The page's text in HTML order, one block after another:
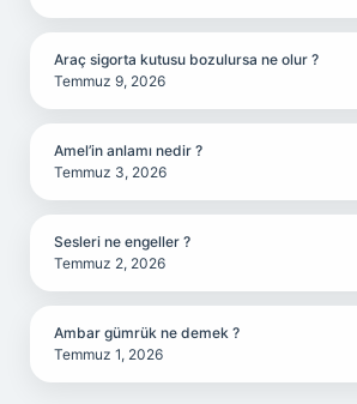
Araç sigorta kutusu bozulursa ne olur ?
Temmuz 9, 2026
Amel’in anlamı nedir ?
Temmuz 3, 2026
Sesleri ne engeller ?
Temmuz 2, 2026
Ambar gümrük ne demek ?
Temmuz 1, 2026